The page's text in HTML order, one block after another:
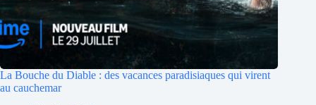
La Bouche du Diable : des vacances paradisiaques qui virent
au cauchemar